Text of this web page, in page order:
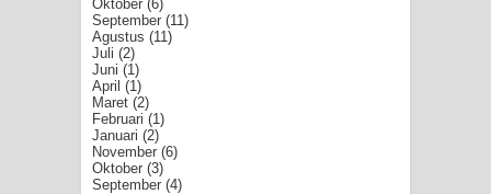
Oktober (6)
September (11)
Agustus (11)
Juli (2)
Juni (1)
April (1)
Maret (2)
Februari (1)
Januari (2)
November (6)
Oktober (3)
September (4)